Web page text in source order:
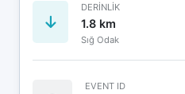
DERINLIK
1.8 km
Sığ Odak
EVENT ID